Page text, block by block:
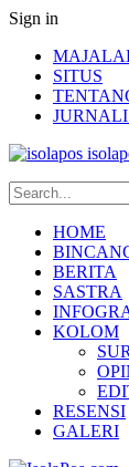
Sign in
SITUS
HOME
BERITA
SASTRA
KOLOM
RESENSI
GALERI